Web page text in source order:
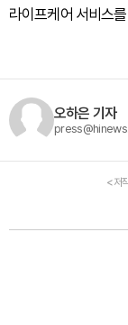
라이프케어 서비스
오하은 기자
<저